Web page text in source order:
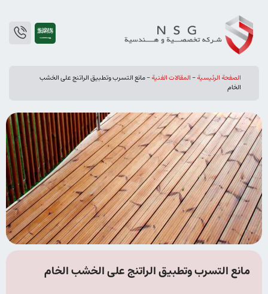
الصفحة الرئيسية-المقالات الفنیة-مانع التسرب وتطبيق الراتنج على الخشب
الخام
مانع التسرب وتطبيق الراتنج على الخشب الخام